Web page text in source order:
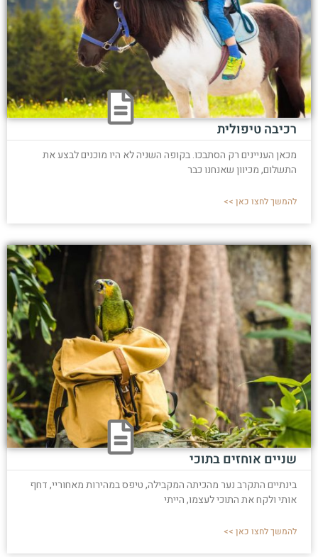
רכיבה טיפולית
מכאן העניינים רק הסתבכו. בקופה השניה לא היו מוכנים לבצע את
התשלום, מכיוון שאנחנו כבר
להמשך לחצו כאן >>
שניים אוחזים בתוכי
בינתיים התקרב נער מהכיתה המקבילה, טיפס במהירות מאחוריי, דחף
אותי ולקח את התוכי לעצמו, הייתי
להמשך לחצו כאן >>